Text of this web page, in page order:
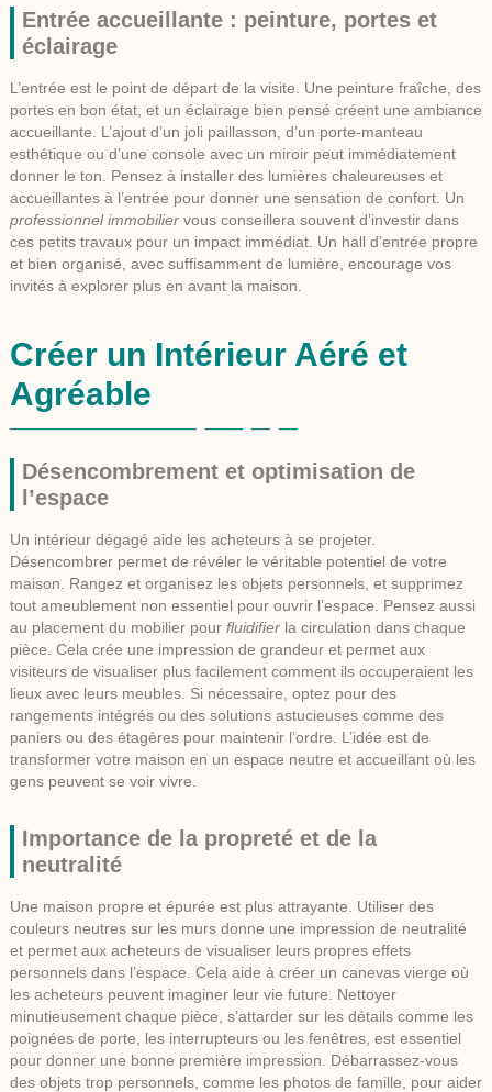
Entrée accueillante : peinture, portes et
éclairage
L’entrée est le point de départ de la visite. Une peinture fraîche, des
portes en bon état, et un éclairage bien pensé créent une ambiance
accueillante. L’ajout d’un joli paillasson, d’un porte-manteau
esthétique ou d’une console avec un miroir peut immédiatement
donner le ton. Pensez à installer des lumières chaleureuses et
accueillantes à l’entrée pour donner une sensation de confort. Un
professionnel immobiliervous conseillera souvent d’investir dans
ces petits travaux pour un impact immédiat. Un hall d’entrée propre
et bien organisé, avec suffisamment de lumière, encourage vos
invités à explorer plus en avant la maison.
Créer un Intérieur Aéré et
Agréable
Désencombrement et optimisation de
l’espace
Un intérieur dégagé aide les acheteurs à se projeter.
Désencombrerpermet de révéler le véritable potentiel de votre
maison. Rangez et organisez les objets personnels, et supprimez
tout ameublement non essentiel pour ouvrir l’espace. Pensez aussi
au placement du mobilier pour fluidifierla circulation dans chaque
pièce. Cela crée une impression de grandeur et permet aux
visiteurs de visualiser plus facilement comment ils occuperaient les
lieux avec leurs meubles. Si nécessaire, optez pour des
rangements intégrés ou des solutions astucieuses comme des
paniers ou des étagères pour maintenir l’ordre. L’idée est de
transformer votre maison en un espace neutre et accueillant où les
gens peuvent se voir vivre.
Importance de la propreté et de la
neutralité
Une maison propre et épurée est plus attrayante. Utiliser des
couleurs neutres sur les murs donne une impression de neutralité
et permet aux acheteurs de visualiser leurs propres effets
personnels dans l’espace. Cela aide à créer un canevas vierge où
les acheteurs peuvent imaginer leur vie future. Nettoyer
minutieusement chaque pièce, s’attarder sur les détails comme les
poignées de porte, les interrupteurs ou les fenêtres, est essentiel
pour donner une bonne première impression. Débarrassez-vous
des objets trop personnels, comme les photos de famille, pour aider